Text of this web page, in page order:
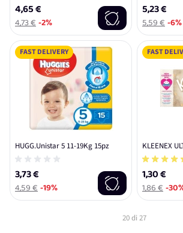
4,65 €
4,73 €-2%
5,23 €
5,59 €-6%
FAST DELIVERY
HUGG.Unistar 5 11-19Kg 15pz
3,73 €
4,59 €-19%
FAST
KLEENEX
1,30 €
1,86 €-
20di 27